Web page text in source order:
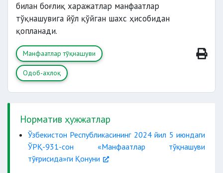
билан боғлиқ харажатлар манфаатлар
тўқнашувига йўл қўйган шахс ҳисобидан
қопланади.
Манфаатлар тўқнашуви
Одоб-ахлоқ
Норматив ҳужжатлар
Ўзбекистон Республикасининг 2024 йил 5 июндаги
ЎРҚ-931-сон «Манфаатлар тўқнашуви
тўғрисида»ги Қонуни